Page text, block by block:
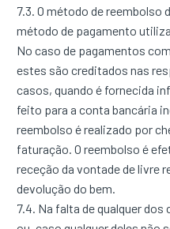
7.3. O método de reembolso
método de pagamento
No caso de pagamentos
estes são creditados nas
casos, quando é fornecida
feito para a conta bancária
reembolso é realizado por
faturação. O reembolso é
receção da vontade de livre
devolução do bem.
7.4. Na falta de qualquer